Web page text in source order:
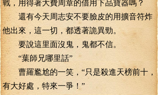
戰，用得著大費周章的借用下品寶器嗎？
還有今天周志安不要臉皮的用擴音符炸
他出來，這一切，都透著詭異勁。
要說這里面沒鬼，鬼都不信。
“葉師兄哪里話”
曹羅尷尬的一笑，“只是殺進天榜前十，
有大好處，特來一爭！”